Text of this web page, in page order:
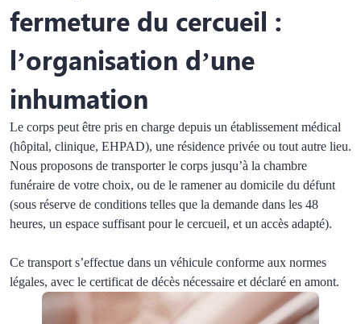
fermeture du cercueil :
l’organisation d’une
inhumation
Le corps peut être pris en charge depuis un établissement médical
(hôpital, clinique, EHPAD), une résidence privée ou tout autre lieu.
Nous proposons de transporter le corps jusqu’à la chambre
funéraire de votre choix, ou de le ramener au domicile du défunt
(sous réserve de conditions telles que la demande dans les 48
heures, un espace suffisant pour le cercueil, et un accès adapté).
Ce transport s’effectue dans un véhicule conforme aux normes
légales, avec le certificat de décès nécessaire et déclaré en amont.